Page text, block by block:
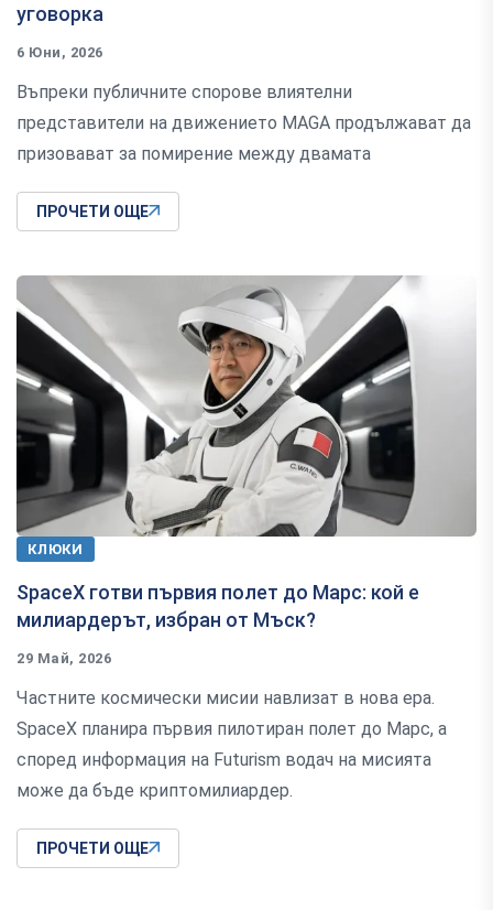
уговорка
6 Юни, 2026
Въпреки публичните спорове влиятелни
представители на движението MAGA продължават да
призовават за помирение между двамата
ПРОЧЕТИ ОЩЕ
КЛЮКИ
SpaceX готви първия полет до Марс: кой е
милиардерът, избран от Мъск?
29 Май, 2026
Частните космически мисии навлизат в нова ера.
SpaceX планира първия пилотиран полет до Марс, а
според информация на Futurism водач на мисията
може да бъде криптомилиардер.
ПРОЧЕТИ ОЩЕ